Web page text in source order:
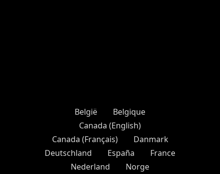
België
Belgique
Canada (English)
Canada (Français)
Danmark
Deutschland
España
France
Nederland
Norge